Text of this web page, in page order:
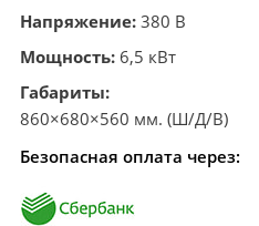
Напряжение: 380 В
Мощность: 6,5 кВт
Габариты:
860×680×560 мм. (Ш/Д/В)
Безопасная оплата через: